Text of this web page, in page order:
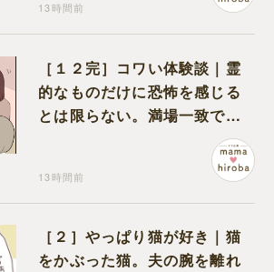
13時間前
［１２完］コワい体験談｜霊
的なものだけに恐怖を感じる
とは限らない。満場一致でコ
ワいと認定された意外な体験
13時間前
［２］やっぱり猫が好き｜猫
をかぶった猫。夫の腕を離れ